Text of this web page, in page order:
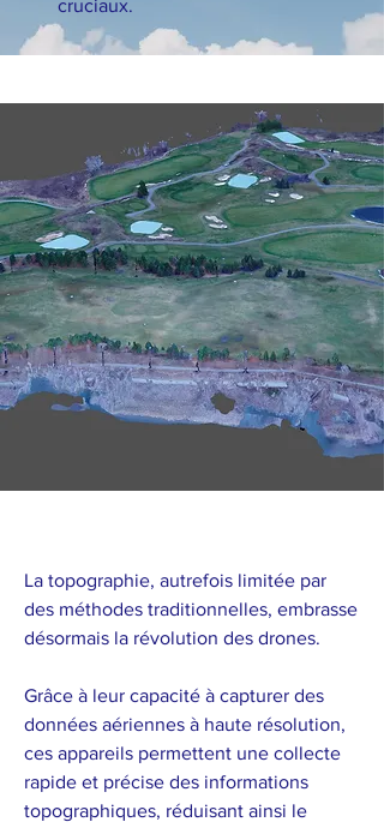
cruciaux.
La topographie, autrefois limitée par
des méthodes traditionnelles, embrasse
désormais la révolution des drones.
Grâce à leur capacité à capturer des
données aériennes à haute résolution,
ces appareils permettent une collecte
rapide et précise des informations
topographiques, réduisant ainsi le